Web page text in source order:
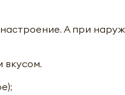
А при
вкусом.